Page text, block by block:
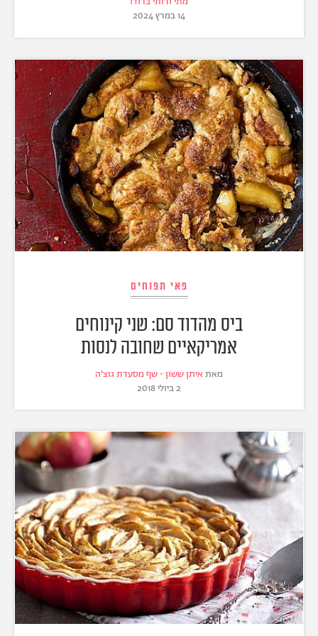
14 במרץ 2024
פאי תפוחים
ביס מהדוד סם: שני קינוחים
אמריקאיים שחובה לנסות
מאת איתן ששון - שף מסעדת גוצ'ה
2 ביולי 2018